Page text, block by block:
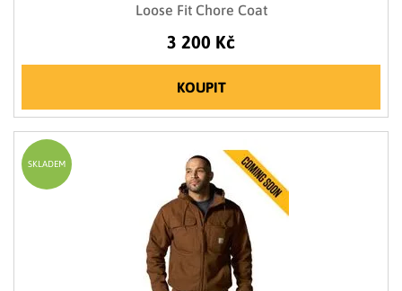
Loose Fit Chore Coat
3 200 Kč
KOUPIT
SKLADEM